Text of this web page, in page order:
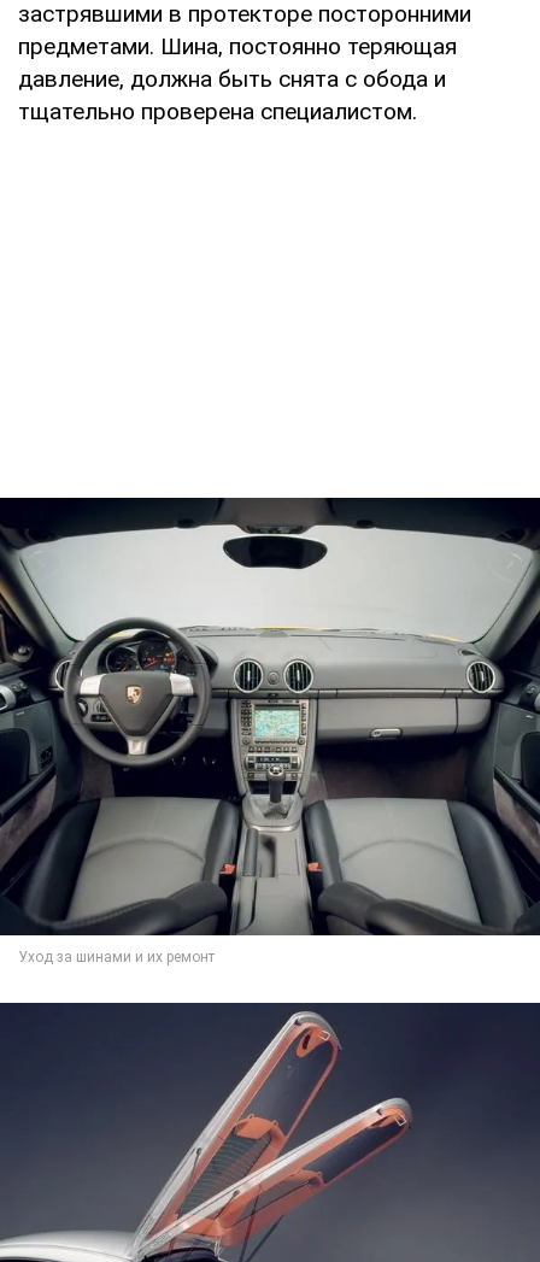
застрявшими в протекторе посторонними
предметами. Шина, постоянно теряющая
давление, должна быть снята с обода и
тщательно проверена специалистом.